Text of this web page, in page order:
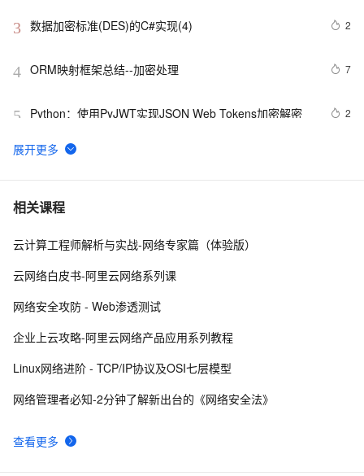
3 数据加密标准(DES)的C#实现(4) 2
4 ORM映射框架总结--加密处理 7
5 Python：使用PyJWT实现JSON Web Tokens加密解密 2
6 清空所有控件的文字信息 和MD5加密
7 Spring Boot中的数据加密与解密
8 【Android 安全】DEX 加密 ( 常用 Android 反编译工具 |
10JavaScript学习 -- AES加密算法
相关课程
查看更多
云计算工程师解析与实战-网络专家篇（体验版）
云网络白皮书-阿里云网络系列课
网络安全攻防 - Web渗透测试
企业上云攻略-阿里云网络产品应用系列教程
Linux网络进阶 - TCP/IP协议及OSI七层模型
网络管理者必知-2分钟了解新出台的《网络安全法》